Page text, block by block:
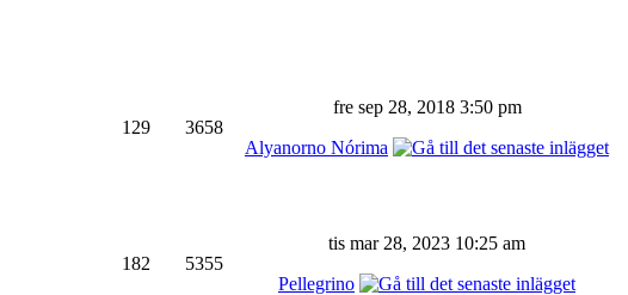
129 3658
fre sep 28, 2018 3:50 pm
Alyanorno Nórima
182 5355
tis mar 28, 2023 10:25 am
Pellegrino